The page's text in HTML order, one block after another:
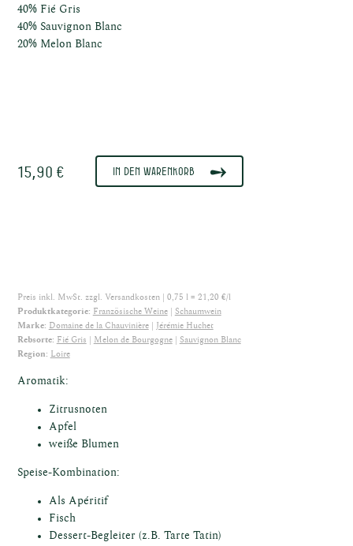
40% Fié Gris
40% Sauvignon Blanc
20% Melon Blanc
15,90 € In den Warenkorb
Preis inkl. MwSt. zzgl. Versandkosten| 0,75 l = 21,20 €/l
Produktkategorie: Französische Weine
Schaumwein
Marke: Domaine de la Chauvinière
Jérémie Huchet
Rebsorte: Fié Gris Melon de Bourgogne
Sauvignon Blanc
Region: Loire
Aromatik:
Zitrusnoten
Apfel
weiße Blumen
Speise-Kombination:
Als Apéritif
Fisch
Dessert-Begleiter (z.B. Tarte Tatin)